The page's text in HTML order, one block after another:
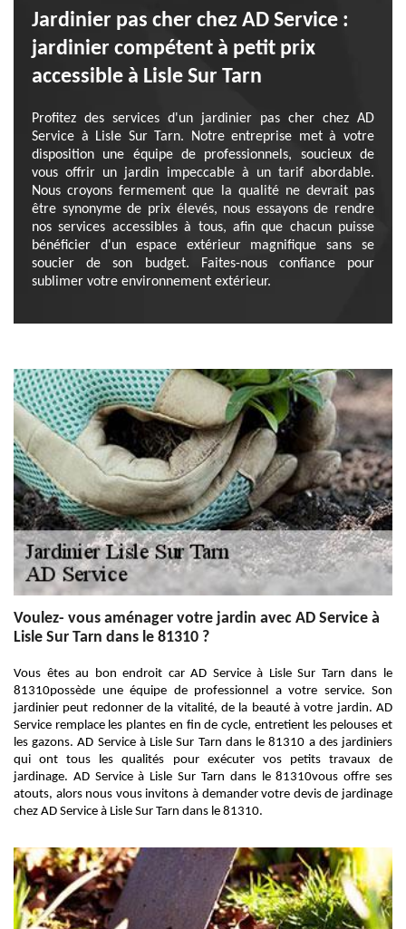
Jardinier pas cher chez AD Service :
jardinier compétent à petit prix
accessible à Lisle Sur Tarn
Profitez des services d'un jardinier pas cher chez AD
Service à Lisle Sur Tarn. Notre entreprise met à votre
disposition une équipe de professionnels, soucieux de
vous offrir un jardin impeccable à un tarif abordable.
Nous croyons fermement que la qualité ne devrait pas
être synonyme de prix élevés, nous essayons de rendre
nos services accessibles à tous, afin que chacun puisse
bénéficier d'un espace extérieur magnifique sans se
soucier de son budget. Faites-nous confiance pour
sublimer votre environnement extérieur.
Voulez- vous aménager votre jardin avec AD Service à
Lisle Sur Tarn dans le 81310 ?
Vous êtes au bon endroit car AD Service à Lisle Sur Tarn dans le
81310possède une équipe de professionnel a votre service. Son
jardinier peut redonner de la vitalité, de la beauté à votre jardin. AD
Service remplace les plantes en fin de cycle, entretient les pelouses et
les gazons. AD Service à Lisle Sur Tarn dans le 81310 a des jardiniers
qui ont tous les qualités pour exécuter vos petits travaux de
jardinage. AD Service à Lisle Sur Tarn dans le 81310vous offre ses
atouts, alors nous vous invitons à demander votre devis de jardinage
chez AD Service à Lisle Sur Tarn dans le 81310.